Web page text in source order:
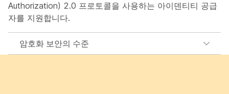
Authorization) 2.0 프로토콜을 사용하는 아이덴티티 공급
자를 지원합니다.
암호화 보안의 수준